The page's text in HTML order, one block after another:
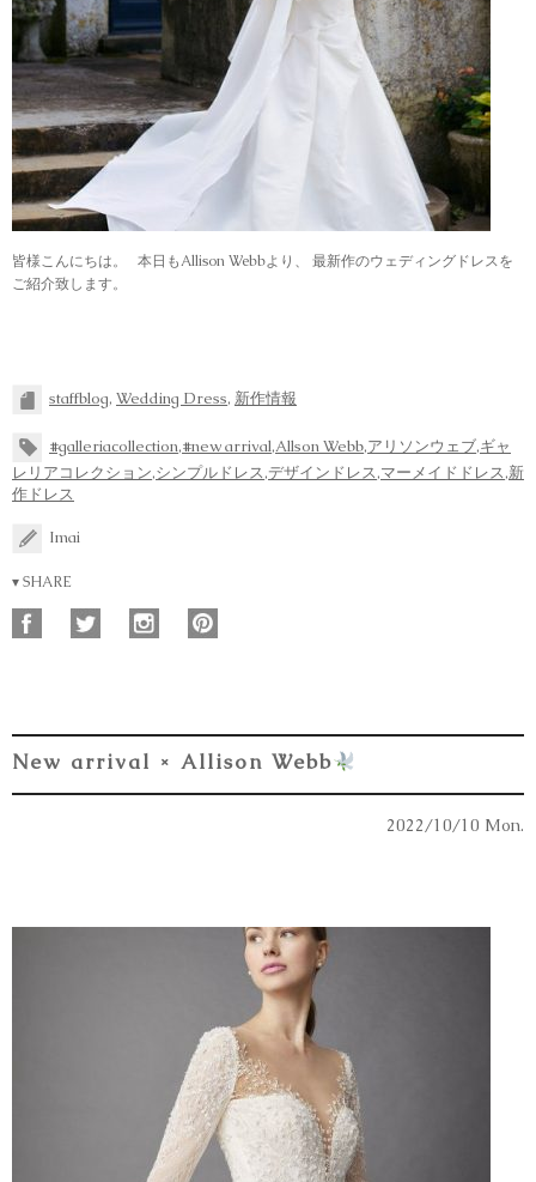
皆様こんにちは。 本日もAllison Webbより、 最新作のウェディングドレスを
ご紹介致します。
staffblog, Wedding Dress, 新作情報
#galleriacollection,#new arrival,Allson Webb,アリソンウェブ,ギャ
レリアコレクション,シンプルドレス,デザインドレス,マーメイドドレス,新
作ドレス
Imai
▾ SHARE
New arrival × Allison Webb
2022/10/10 Mon.